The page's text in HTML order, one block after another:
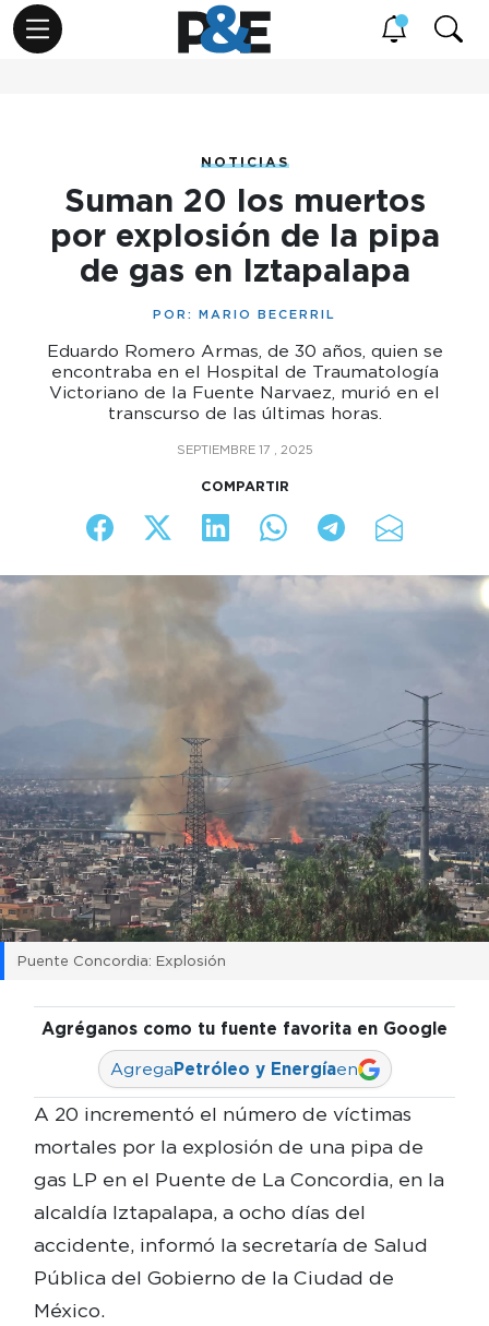
NOTICIAS
Suman 20 los muertos
por explosión de la pipa
de gas en Iztapalapa
POR: MARIO BECERRIL
Eduardo Romero Armas, de 30 años, quien se
encontraba en el Hospital de Traumatología
Victoriano de la Fuente Narvaez, murió en el
transcurso de las últimas horas.
SEPTIEMBRE 17 , 2025
COMPARTIR
Puente Concordia: Explosión
Agréganos como tu fuente favorita en Google
AgregaPetróleo y Energíaen
A 20 incrementó el número de víctimas
mortales por la explosión de una pipa de
gas LP en el Puente de La Concordia, en la
alcaldía Iztapalapa, a ocho días del
accidente, informó la secretaría de Salud
Pública del Gobierno de la Ciudad de
México.